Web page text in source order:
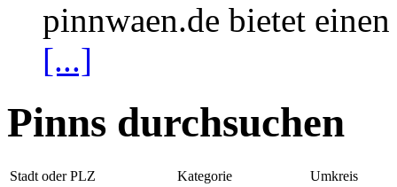
pinnwaen.de bietet
[...]
Pinns durchsuchen
Stadt oder PLZ Kategorie
Umkreis